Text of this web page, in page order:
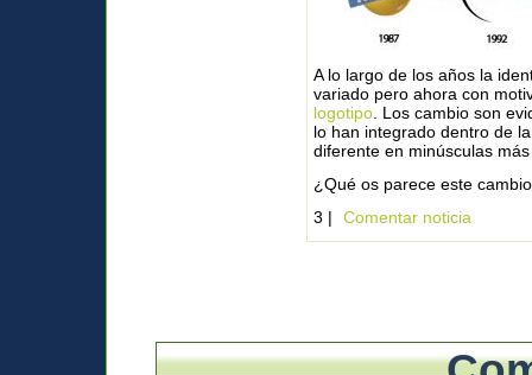
A lo largo de los años la
variado pero ahora con
logotipo. Los cambio son
lo han integrado dentro de
diferente en minúsculas
¿Qué os parece este
3 |
Comentar noticia